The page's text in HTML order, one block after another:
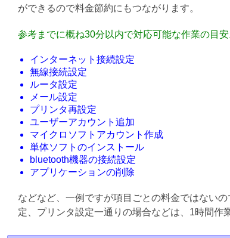
ができるので料金節約にもつながります。
参考までに概ね30分以内で対応可能な作業の目安
インターネット接続設定
無線接続設定
ルータ設定
メール設定
プリンタ再設定
ユーザーアカウント追加
マイクロソフトアカウント作成
単体ソフトのインストール
bluetooth機器の接続設定
アプリケーションの削除
などなど、一例ですが項目ごとの料金ではない
定、プリンタ設定一通りの場合などは、1時間作